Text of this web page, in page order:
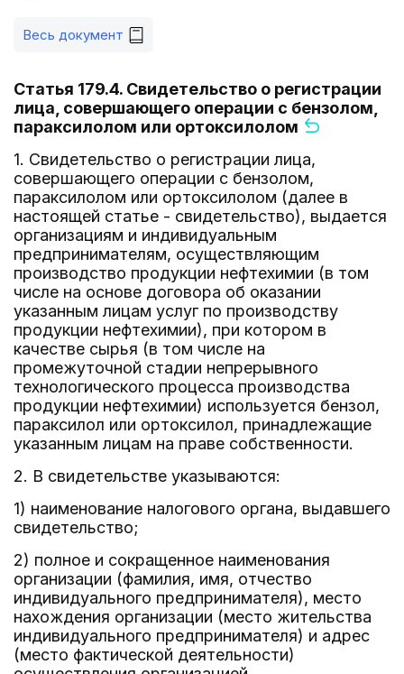
Весь документ
Статья 179.4. Свидетельство о регистрации
лица, совершающего операции с бензолом,
параксилолом или ортоксилолом
1. Свидетельство о регистрации лица,
совершающего операции с бензолом,
параксилолом или ортоксилолом (далее в
настоящей статье - свидетельство), выдается
организациям и индивидуальным
предпринимателям, осуществляющим
производство продукции нефтехимии (в том
числе на основе договора об оказании
указанным лицам услуг по производству
продукции нефтехимии), при котором в
качестве сырья (в том числе на
промежуточной стадии непрерывного
технологического процесса производства
продукции нефтехимии) используется бензол,
параксилол или ортоксилол, принадлежащие
указанным лицам на праве собственности.
2. В свидетельстве указываются:
1) наименование налогового органа, выдавшего
свидетельство;
2) полное и сокращенное наименования
организации (фамилия, имя, отчество
индивидуального предпринимателя), место
нахождения организации (место жительства
индивидуального предпринимателя) и адрес
(место фактической деятельности)